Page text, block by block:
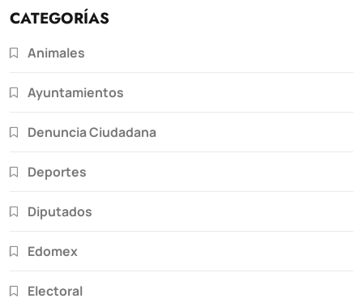
CATEGORÍAS
Animales
Ayuntamientos
Denuncia Ciudadana
Deportes
Diputados
Edomex
Electoral